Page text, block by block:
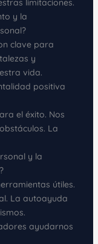
limitaciones.
y la
clave para
y
vida.
positiva
el éxito. Nos
La
y la
útiles.
La autoayuda
ayudarnos